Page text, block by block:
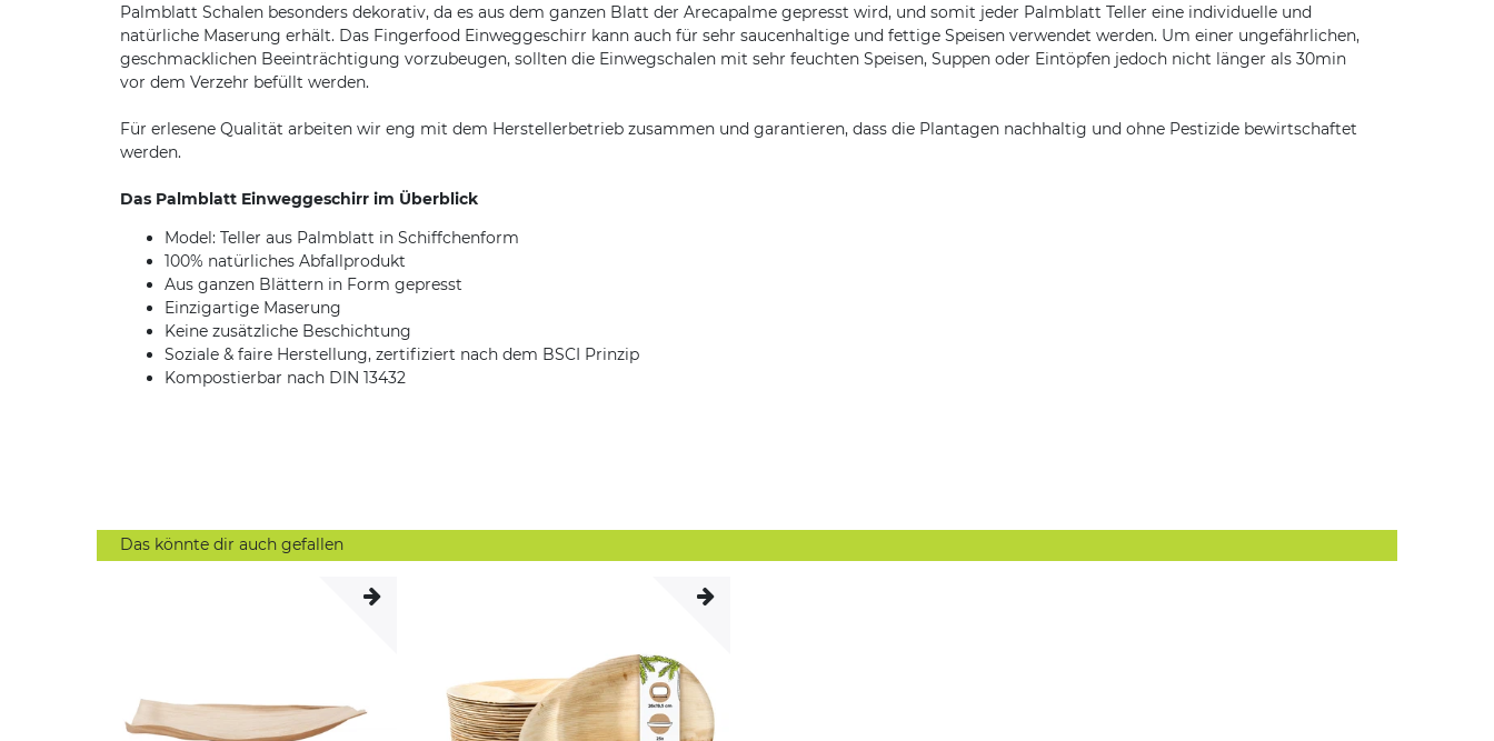
Palmblatt Schalen besonders dekorativ, da es aus dem ganzen Blatt der Arecapalme gepresst wird, und somit jeder Palmblatt Teller eine individuelle und
natürliche Maserung erhält. Das Fingerfood Einweggeschirr kann auch für sehr saucenhaltige und fettige Speisen verwendet werden. Um einer ungefährlichen,
geschmacklichen Beeinträchtigung vorzubeugen, sollten die Einwegschalen mit sehr feuchten Speisen, Suppen oder Eintöpfen jedoch nicht länger als 30min
vor dem Verzehr befüllt werden.
Für erlesene Qualität arbeiten wir eng mit dem Herstellerbetrieb zusammen und garantieren, dass die Plantagen nachhaltig und ohne Pestizide bewirtschaftet
werden.
Das Palmblatt Einweggeschirr im Überblick
Model: Teller aus Palmblatt in Schiffchenform
100% natürliches Abfallprodukt
Aus ganzen Blättern in Form gepresst
Einzigartige Maserung
Keine zusätzliche Beschichtung
Soziale & faire Herstellung, zertifiziert nach dem BSCI Prinzip
Kompostierbar nach DIN 13432
Das könnte dir auch gefallen